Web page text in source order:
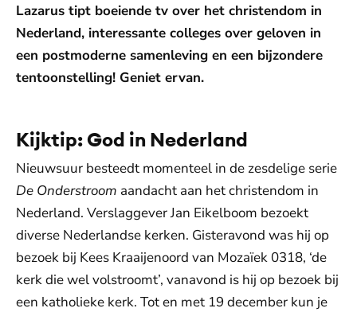
Lazarus tipt boeiende tv over het christendom in
Nederland, interessante colleges over geloven in
een postmoderne samenleving en een bijzondere
tentoonstelling! Geniet ervan.
Kijktip: God in Nederland
Nieuwsuur besteedt momenteel in de zesdelige serie
De Onderstroom aandacht aan het christendom in
Nederland. Verslaggever Jan Eikelboom bezoekt
diverse Nederlandse kerken. Gisteravond was hij op
bezoek bij Kees Kraaijenoord van Mozaïek 0318, ‘de
kerk die wel volstroomt’, vanavond is hij op bezoek bij
een katholieke kerk. Tot en met 19 december kun je